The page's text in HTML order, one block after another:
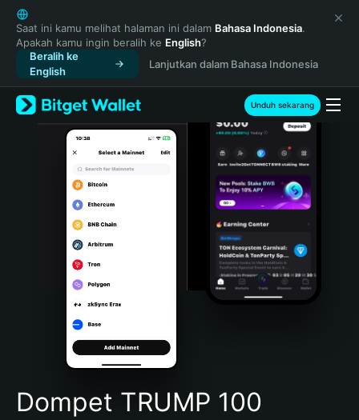
English
日本語
Tiếng Việt
Русский
Español (Latinoamérica)
Türkçe
Italiano
Português (Portugal)
Bahasa Indonesia
Português (Brasil)
Español (Argentina)
Saat ini kamu melihat halaman ini dalam Bahasa Indonesia.
Apakah kamu ingin beralih ke English?
Beralih ke
English
Lanjutkan dalam Bahasa Indonesia
Unduh sekarang
Dompet TRUMP 100